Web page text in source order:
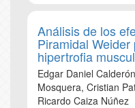
Análisis de los
Piramidal
hipertrofia
Edgar Daniel
Mosquera, Cristian
Ricardo Caiza Núñez